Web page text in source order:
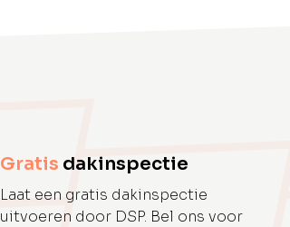
Gratis dakinspectie
Laat een gratis dakinspectie
uitvoeren door DSP. Bel ons voor